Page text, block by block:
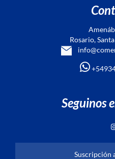
Rosario,
Seguinos
Suscripción